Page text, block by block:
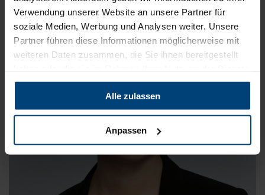
Verwendung unserer Website an unsere Partner für
soziale Medien, Werbung und Analysen weiter. Unsere
Partner führen diese Informationen möglicherweise mit
weiteren Daten zusammen, die Sie ihnen bereitgestellt
gesammelt haben.
Alle zulassen
Anpassen